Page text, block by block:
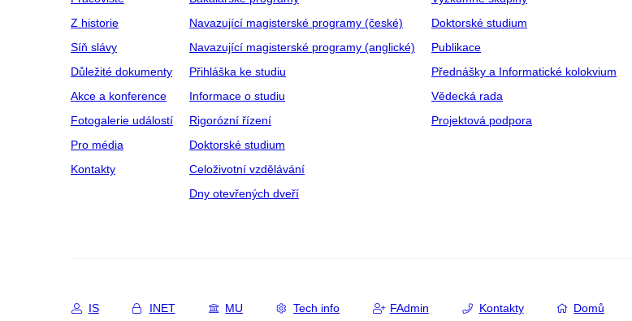
Z historie
Síň slávy
Důležité dokumenty
Akce a konference
Fotogalerie událostí
Pro média
Kontakty
Navazující magisterské programy (české)
Navazující magisterské programy (anglické)
Přihláška ke studiu
Informace o studiu
Rigorózní řízení
Doktorské studium
Celoživotní vzdělávání
Dny otevřených dveří
Doktorské studium
Publikace
Přednášky a Informatické kolokvium
Vědecká rada
Projektová podpora
IS INET MU Tech info FAdmin Kontakty Domů